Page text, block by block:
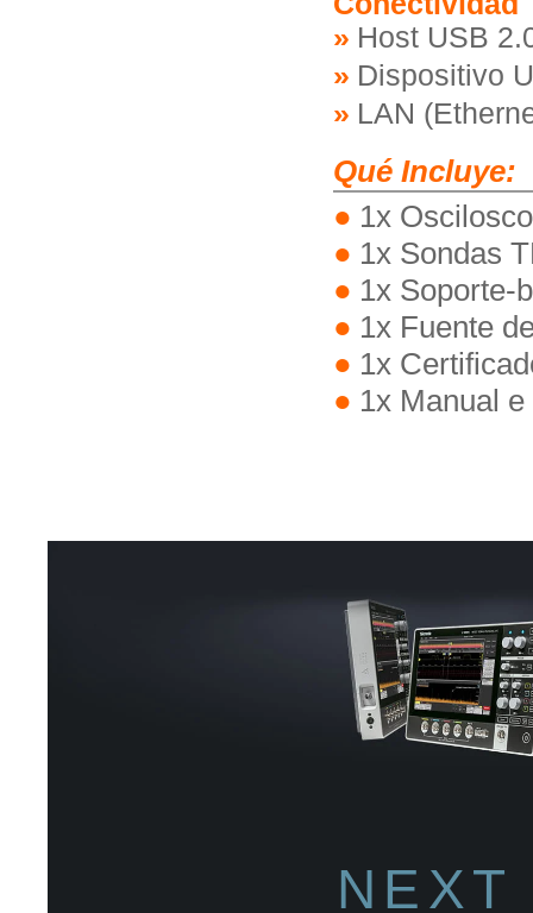
Host USB
Dispositivo
LAN
Qué Incluye:
1x
1x Sondas
1x Soporte-
1x Fuente
1x
1x Manual